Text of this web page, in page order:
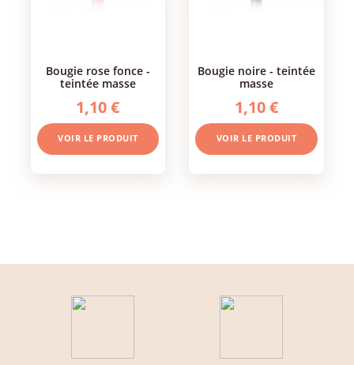
bougie rose fonce -
teintée masse
1,10 €
VOIR LE PRODUIT
bougie noire - teintée
masse
1,10 €
VOIR LE PRODUIT